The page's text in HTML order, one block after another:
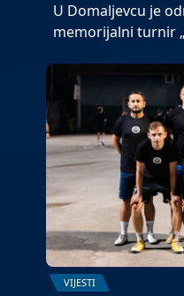
U Domaljevcu je
memorijalni turnir
VIJESTI